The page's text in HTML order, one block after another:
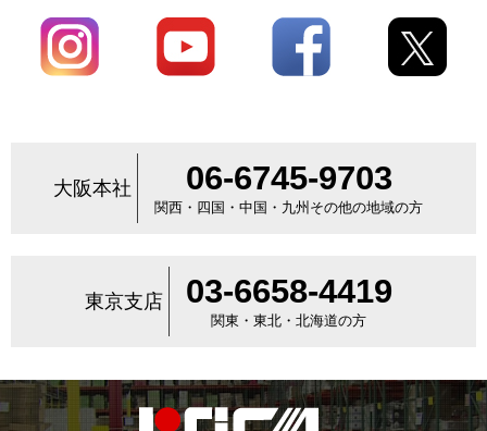
大阪本社 06-6745-9703
関西・四国・中国・九州その他の地域の方
東京支店 03-6658-4419
関東・東北・北海道の方